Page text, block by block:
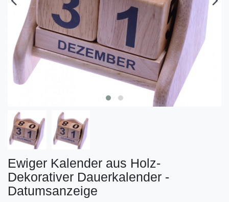
Ewiger Kalender aus Holz-
Dekorativer Dauerkalender -
Datumsanzeige